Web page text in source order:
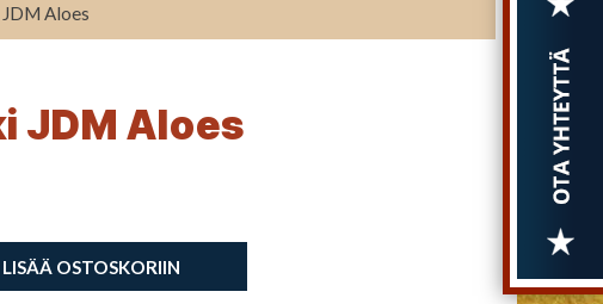
Aloes
JDM Aloes
LISÄÄ OSTOSKORIIN